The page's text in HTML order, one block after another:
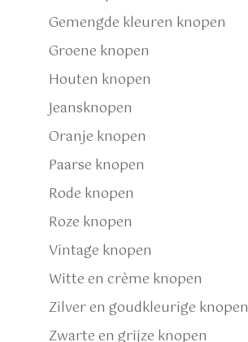
Gemengde kleuren knopen
Groene knopen
Houten knopen
Jeansknopen
Oranje knopen
Paarse knopen
Rode knopen
Roze knopen
Vintage knopen
Witte en crème knopen
Zilver en goudkleurige knopen
Zwarte en grijze knopen